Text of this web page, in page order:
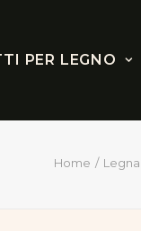
PER LEGNO
Home